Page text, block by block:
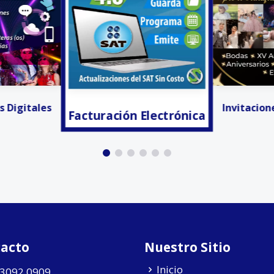
Invitaciones Digitales ¡Ya lo
Nuestro Sitio
Inicio